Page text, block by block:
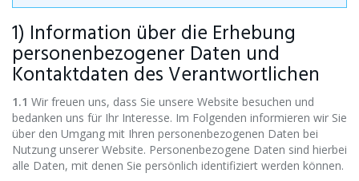
1) Information über die Erhebung
personenbezogener Daten und
Kontaktdaten des Verantwortlichen
1.1 Wir freuen uns, dass Sie unsere Website besuchen und
bedanken uns für Ihr Interesse. Im Folgenden informieren wir Sie
über den Umgang mit Ihren personenbezogenen Daten bei
Nutzung unserer Website. Personenbezogene Daten sind hierbei
alle Daten, mit denen Sie persönlich identifiziert werden können.